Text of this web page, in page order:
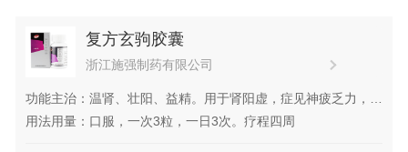
复方玄驹胶囊
浙江施强制药有限公司
功能主治：温肾、壮阳、益精。用于肾阳虚，症见神疲乏力，精
神不振，腰膝酸软，少腹阴器发凉，精冷滑泄，肢冷尿频，性欲
用法用量：口服，一次3粒，一日3次。疗程四周